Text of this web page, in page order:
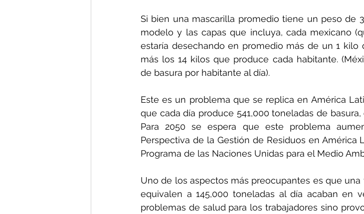
Si bien una mascarilla promedio tiene un peso de
modelo y las capas que incluya, cada mexicano
estaría desechando en promedio más de un 1 kilo
más los 14 kilos que produce cada habitante.
de basura por habitante al día).
Este es un problema que se replica en América
que cada día produce 541,000 toneladas de
Para 2050 se espera que este problema
Perspectiva de la Gestión de Residuos en América
Programa de las Naciones Unidas para el Medio
Uno de los aspectos más preocupantes es que
equivalen a 145,000 toneladas al día acaban en
problemas de salud para los trabajadores sino